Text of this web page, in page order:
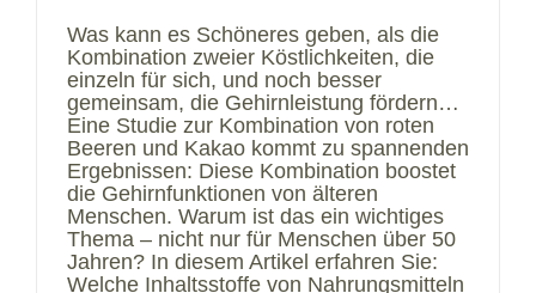
Was kann es Schöneres geben, als die
Kombination zweier Köstlichkeiten, die
einzeln für sich, und noch besser
gemeinsam, die Gehirnleistung fördern…
Eine Studie zur Kombination von roten
Beeren und Kakao kommt zu spannenden
Ergebnissen: Diese Kombination boostet
die Gehirnfunktionen von älteren
Menschen. Warum ist das ein wichtiges
Thema – nicht nur für Menschen über 50
Jahren? In diesem Artikel erfahren Sie:
Welche Inhaltsstoffe von Nahrungsmitteln